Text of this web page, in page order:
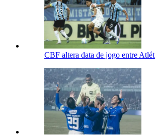
CBF altera data de jogo entre